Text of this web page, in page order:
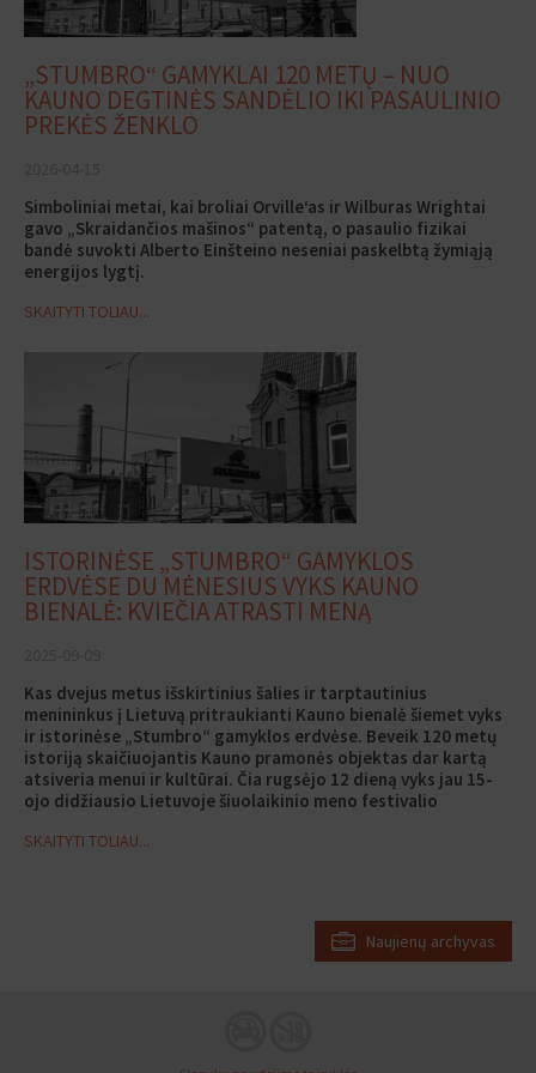
„STUMBRO“ GAMYKLAI 120 METŲ – NUO
KAUNO DEGTINĖS SANDĖLIO IKI PASAULINIO
PREKĖS ŽENKLO
Simboliniai metai, kai broliai Orville‘as ir Wilburas Wrightai
gavo „Skraidančios mašinos“ patentą, o pasaulio fizikai
bandė suvokti Alberto Einšteino neseniai paskelbtą žymiąją
energijos lygtį.
SKAITYTI TOLIAU...
ISTORINĖSE „STUMBRO“ GAMYKLOS
ERDVĖSE DU MĖNESIUS VYKS KAUNO
BIENALĖ: KVIEČIA ATRASTI MENĄ
Kas dvejus metus išskirtinius šalies ir tarptautinius
menininkus į Lietuvą pritraukianti Kauno bienalė šiemet vyks
ir istorinėse „Stumbro“ gamyklos erdvėse. Beveik 120 metų
istoriją skaičiuojantis Kauno pramonės objektas dar kartą
atsiveria menui ir kultūrai. Čia rugsėjo 12 dieną vyks jau 15-
ojo didžiausio Lietuvoje šiuolaikinio meno festivalio
gyvenimo“.„Garsūs pasaulio menininkai atkreipia dėmesį, kad
dimensija. Mat gamybinės erdvės turi savo ritmą ir lankymo tvarką
– apsilankyti jose galima tik tam tikru metu. Viliamės, kad per du
SKAITYTI TOLIAU...
Naujienų archyvas